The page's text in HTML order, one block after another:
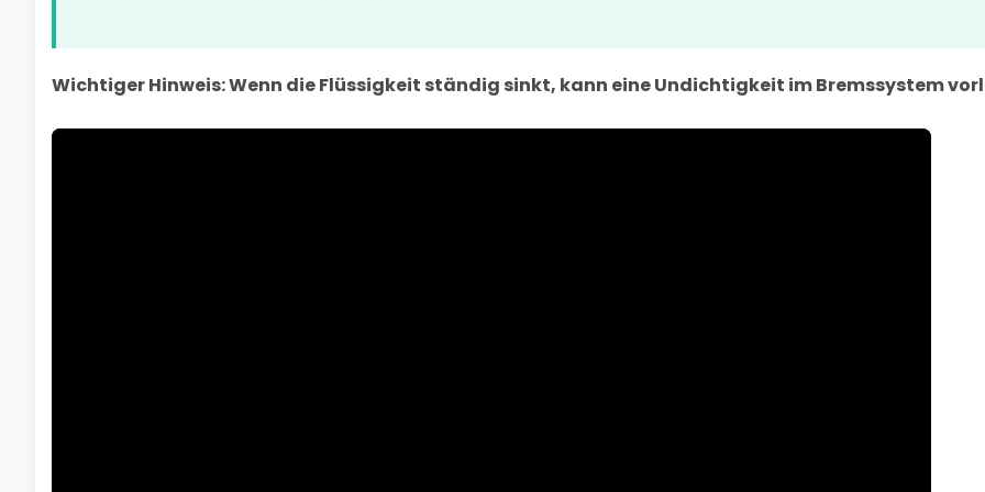
Wichtiger Hinweis: Wenn die Flüssigkeit ständig sinkt, kann eine Undichtigkeit im Bremssystem